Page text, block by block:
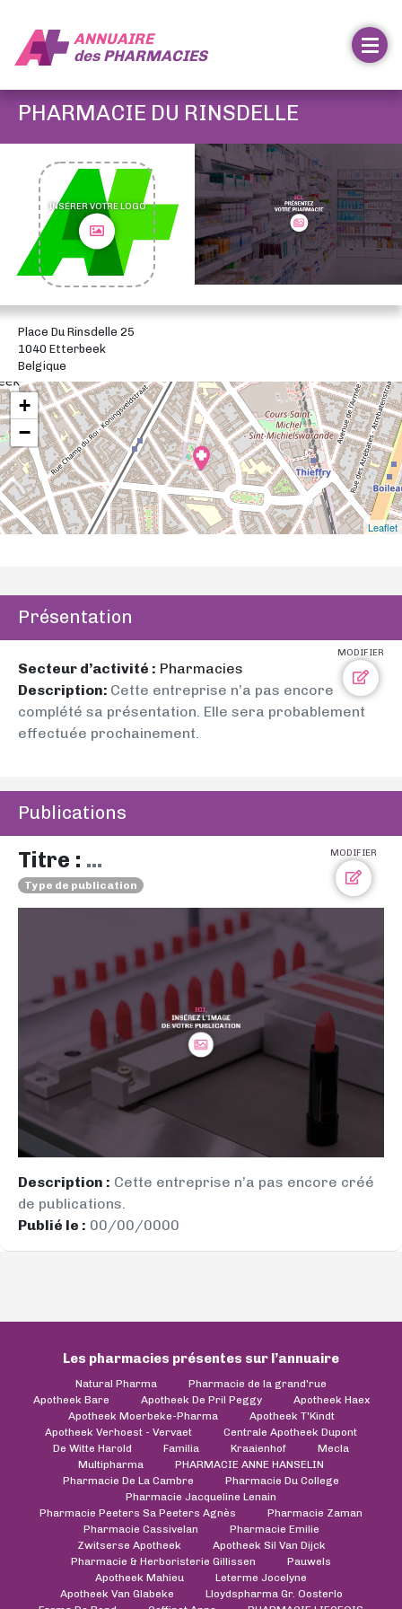
ANNUAIRE
desPHARMACIES
PHARMACIE DU RINSDELLE
INSÉRER VOTRE LOGO
Place Du Rinsdelle 25
1040 Etterbeek
Belgique
+
−
Leaflet
Présentation
MODIFIER
Secteur d’activité : Pharmacies
Description: Cette entreprise n’a pas encore
complété sa présentation. Elle sera probablement
effectuée prochainement.
Publications
MODIFIER
Titre : ...
Type de publication
Description : Cette entreprise n’a pas encore créé
de publications.
Publié le : 00/00/0000
Les pharmacies présentes sur l’annuaire
Natural Pharma
Pharmacie de la grand'rue
Apotheek Bare
Apotheek De Pril Peggy
Apotheek Haex
Apotheek Moerbeke-Pharma
Apotheek T'Kindt
Apotheek Verhoest - Vervaet
Centrale Apotheek Dupont
De Witte Harold
Familia Kraaienhof
Mecla
Multipharma
PHARMACIE ANNE HANSELIN
Pharmacie De La Cambre
Pharmacie Du College
Pharmacie Jacqueline Lenain
Pharmacie Peeters Sa Peeters Agnès
Pharmacie Zaman
Pharmacie Cassivelan
Pharmacie Emilie
Zwitserse Apotheek
Apotheek Sil Van Dijck
Pharmacie & Herboristerie Gillissen
Pauwels
Apotheek Mahieu
Leterme Jocelyne
Apotheek Van Glabeke
Lloydspharma Gr. Oosterlo